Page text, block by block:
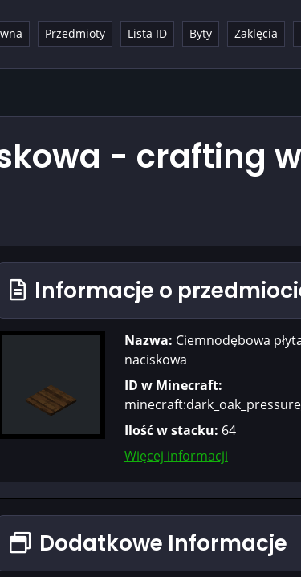
Przedmioty Lista ID Byty Zaklęcia
- crafting w
Informacje o
Nazwa: Ciemnodębowa
naciskowa
ID w Minecraft:
Ilość w stacku: 64
Więcej informacji
Dodatkowe Informacje